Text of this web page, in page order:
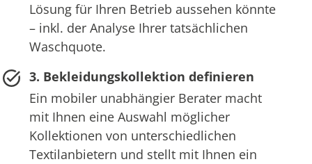
Lösung für Ihren Betrieb aussehen könnte
– inkl. der Analyse Ihrer tatsächlichen
Waschquote.
3. Bekleidungskollektion definieren
Ein mobiler unabhängier Berater macht
mit Ihnen eine Auswahl möglicher
Kollektionen von unterschiedlichen
Textilanbietern und stellt mit Ihnen ein